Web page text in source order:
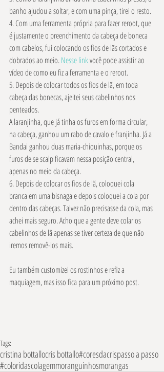
banho ajudou a soltar, e com uma pinça, tirei o resto.
4. Com uma ferramenta própria para fazer reroot, que
é justamente o preenchimento da cabeça de boneca
com cabelos, fui colocando os fios de lãs cortados e
dobrados ao meio. Nesse link você pode assistir ao
vídeo de como eu fiz a ferramenta e o reroot.
5. Depois de colocar todos os fios de lã, em toda
cabeça das bonecas, ajeitei seus cabelinhos nos
penteados.
A laranjinha, que já tinha os furos em forma circular,
na cabeça, ganhou um rabo de cavalo e franjinha. Já a
Bandai ganhou duas maria-chiquinhas, porque os
furos de se scalp ficavam nessa posição central,
apenas no meio da cabeça.
6. Depois de colocar os fios de lã, coloquei cola
branca em uma bisnaga e depois coloquei a cola por
dentro das cabeças. Talvez não precisasse da cola, mas
achei mais seguro. Acho que a gente deve colar os
cabelinhos de lã apenas se tiver certeza de que não
iremos removê-los mais.
Eu também customizei os rostinhos e refiz a
maquiagem, mas isso fica para um próximo post.
Tags:
cristina bottallocris bottallo#coresdacrispasso a passo
#coloridascolagemmoranguinhosmorangas